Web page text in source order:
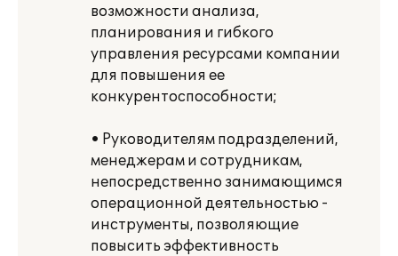
возможности анализа,
планирования и гибкого
управления ресурсами компании
для повышения ее
конкурентоспособности;
• Руководителям подразделений,
менеджерам и сотрудникам,
непосредственно занимающимся
операционной деятельностью -
инструменты, позволяющие
повысить эффективность